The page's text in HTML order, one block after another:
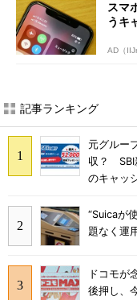
スマ
うキ
AD（
記事ランキング
元グルー
収？ SBI
のキャッ
“Suicaが
題なく運
ドコモが
後押し、